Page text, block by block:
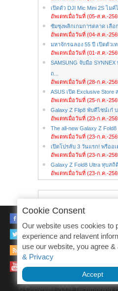
เปิดตัว DJI Mic Mini 2S ไมค์
อัพเดทเมื่อวันที่ (05-ส.ค.-
ซัมซุงพลิกเกมการตลาด เลือ
อัพเดทเมื่อวันที่ (04-ส.ค.-
มหาจักรฉลอง 55 ปี เปิดตัวเท
อัพเดทเมื่อวันที่ (01-ส.ค.-
SAMSUNG จับมือ
ถ...
อัพเดทเมื่อวันที่ (28-ก.ค.-
ASUS เปิด Exclusive Store
อัพเดทเมื่อวันที่ (25-ก.ค.-
Galaxy Z Flip8 พับดีไซน์เก๋ บ
อัพเดทเมื่อวันที่ (23-ก.ค.-
The all-new Galaxy Z
อัพเดทเมื่อวันที่ (23-ก.ค.-
เปิดโปรลับ 3 วันแรก! พรีออเ
อัพเดทเมื่อวันที่ (23-ก.ค.-
Galaxy Z Fold8 Ultra ทุบสถิ
อัพเดทเมื่อวันที่ (23-ก.ค.-
TWITTER
RSS
YOUTUBE
© Copyright 2009
Cookie Consent
Our website uses cookies to
experience and relavent
use our website, you agree
& Privacy
Accept